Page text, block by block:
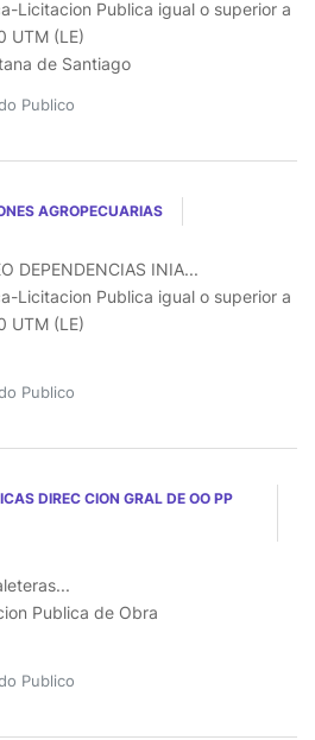
Licitacion Publica igual o superior a
UTM (LE)
de Santiago
Publico
AGROPECUARIAS
DEPENDENCIAS INIA...
Licitacion Publica igual o superior a
UTM (LE)
Publico
DIREC CION GRAL DE OO PP
Publica de Obra
Publico